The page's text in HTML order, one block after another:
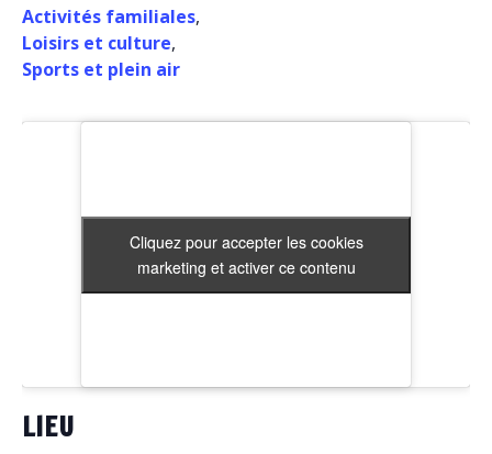
Activités familiales,
Loisirs et culture,
Sports et plein air
LIEU
Cliquez pour accepter les cookies
marketing et activer ce contenu
Cliquez pour accepter les cookies
marketing et activer ce contenu